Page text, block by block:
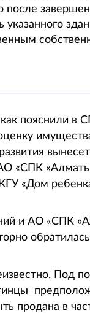
после
пояснили
АО «СПК
«Дом
и АО «СПК
Под
продана в